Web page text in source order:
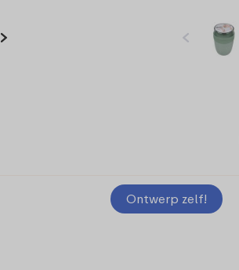
Ontwerp zelf!